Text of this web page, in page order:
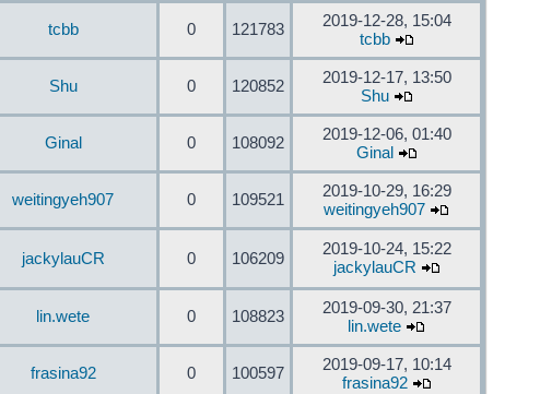
tcbb 0 121783
2019-12-28, 15:04
tcbb
Shu 0 120852
2019-12-17, 13:50
Shu
Ginal 0 108092
2019-12-06, 01:40
Ginal
weitingyeh907 0 109521
2019-10-29, 16:29
weitingyeh907
jackylauCR 0 106209
2019-10-24, 15:22
jackylauCR
lin.wete 0 108823
2019-09-30, 21:37
lin.wete
frasina92 0 100597
2019-09-17, 10:14
frasina92